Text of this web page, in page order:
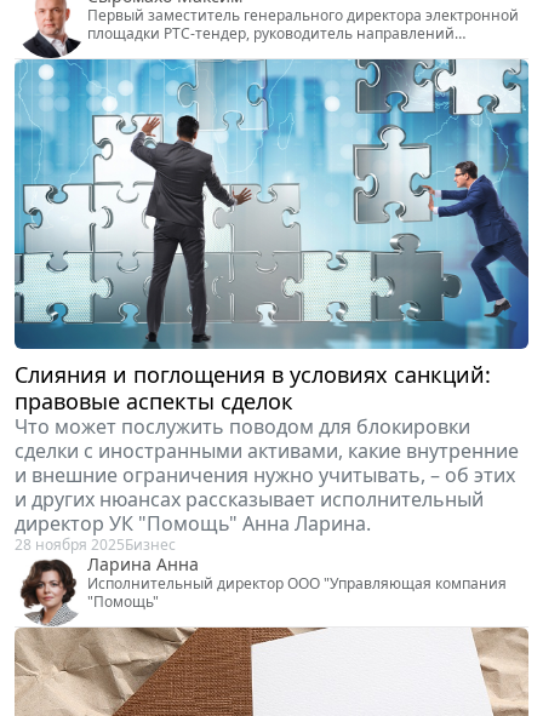
площадки РТС-тендер, руководитель направлений
госзакупок и коммерческих торгов
Слияния и поглощения в условиях санкций:
правовые аспекты сделок
Что может послужить поводом для блокировки
сделки с иностранными активами, какие внутренние
и внешние ограничения нужно учитывать, – об этих
и других нюансах рассказывает исполнительный
директор УК "Помощь" Анна Ларина.
28 ноября 2025Бизнес
Ларина Анна
Исполнительный директор ООО "Управляющая компания
"Помощь"